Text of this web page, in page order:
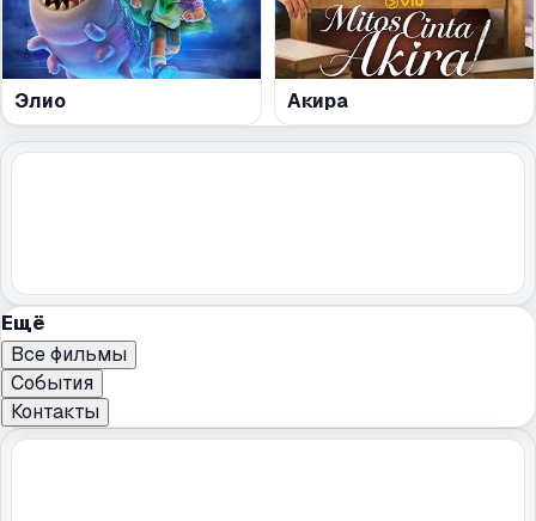
Элио Акира
Ещё
Все фильмы
События
Контакты